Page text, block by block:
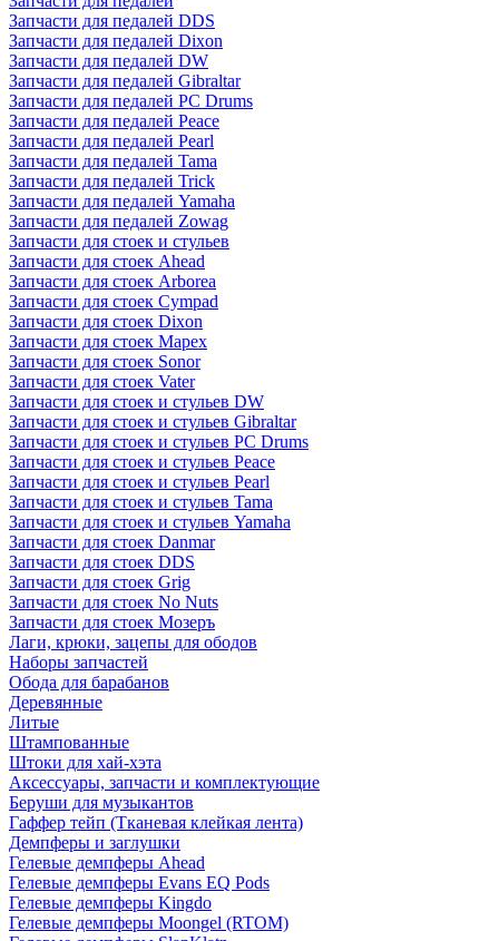
Запчасти для педалей DDS
Запчасти для педалей Dixon
Запчасти для педалей DW
Запчасти для педалей Gibraltar
Запчасти для педалей PC Drums
Запчасти для педалей Peace
Запчасти для педалей Pearl
Запчасти для педалей Tama
Запчасти для педалей Trick
Запчасти для педалей Yamaha
Запчасти для педалей Zowag
Запчасти для стоек и стульев
Запчасти для стоек Ahead
Запчасти для стоек Arborea
Запчасти для стоек Cympad
Запчасти для стоек Dixon
Запчасти для стоек Mapex
Запчасти для стоек Sonor
Запчасти для стоек Vater
Запчасти для стоек и стульев DW
Запчасти для стоек и стульев Gibraltar
Запчасти для стоек и стульев PC Drums
Запчасти для стоек и стульев Peace
Запчасти для стоек и стульев Pearl
Запчасти для стоек и стульев Tama
Запчасти для стоек и стульев Yamaha
Запчасти для стоек Danmar
Запчасти для стоек DDS
Запчасти для стоек Grig
Запчасти для стоек No Nuts
Запчасти для стоек Мозеръ
Лаги, крюки, зацепы для ободов
Наборы запчастей
Обода для барабанов
Деревянные
Литые
Штампованные
Штоки для хай-хэта
Аксессуары, запчасти и комплектующие
Беруши для музыкантов
Гаффер тейп (Тканевая клейкая лента)
Демпферы и заглушки
Гелевые демпферы Ahead
Гелевые демпферы Evans EQ Pods
Гелевые демпферы Kingdo
Гелевые демпферы Moongel (RTOM)